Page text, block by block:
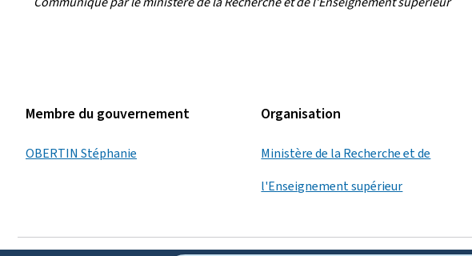
Membre du gouvernement
OBERTIN Stéphanie
Organisation
Ministère de la Recherche et de
l'Enseignement supérieur